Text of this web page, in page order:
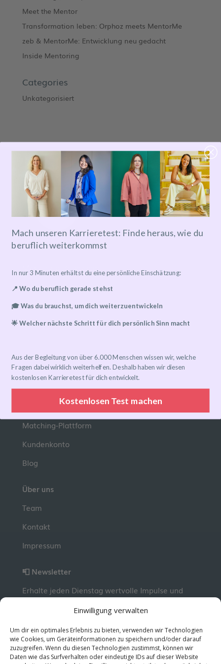
Einwilligung verwalten
Um dir ein optimales Erlebnis zu bieten, verwenden wir Technologien
wie Cookies, um Geräteinformationen zu speichern und/oder darauf
zuzugreifen. Wenn du diesen Technologien zustimmst, können wir
Daten wie das Surfverhalten oder eindeutige IDs auf dieser Website
Meet the Mentor
Transformation leben: Orphoz meets MentorMe
zeb & MentorMe: Entwicklung neu gedacht
Inside Mentoring
Categories
Unkategorisiert
Mentor*in finden
Ablauf
Preise
Links
Eventkalender
Community-Gruppen
Matching-Plattform
Kundenkonto
Blog
Über uns
Team
Kontakt
Impressum
📮 Newsletter
Erhalte jeden Dienstag wertvolle Impulse und
kostenlos abonnieren!
© 2026 MentorMe. Alle Rechte vorbehalten.
Mach unseren Karrieretest: Finde heraus, wie du
beruflich weiterkommst
In nur 3 Minuten erhältst du eine persönliche Einschätzung:
📍 Wo du beruflich gerade stehst
🎓 Was du brauchst, um dich weiterzuentwickeln
🌟 Welcher nächste Schritt für dich persönlich Sinn macht
Aus der Begleitung von über 6.000 Menschen wissen wir, welche
Fragen dabei wirklich weiterhelfen. Deshalb haben wir diesen
kostenlosen Karrieretest für dich entwickelt.
Kostenlosen Test machen